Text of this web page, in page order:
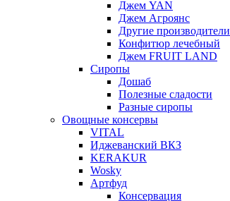
Джем YAN
Джем Агроянс
Другие производители
Конфитюр лечебный
Джем FRUIT LAND
Сиропы
Дошаб
Полезные сладости
Разные сиропы
Овощные консервы
VITAL
Иджеванский ВКЗ
KERAKUR
Wosky
Артфуд
Консервация